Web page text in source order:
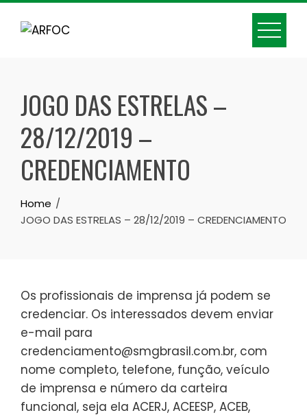
Skip
JOGO DAS ESTRELAS –
28/12/2019 –
CREDENCIAMENTO
Home
JOGO DAS ESTRELAS – 28/12/2019 – CREDENCIAMENTO
Os profissionais de imprensa já podem se
credenciar. Os interessados devem enviar
e-mail para
credenciamento@smgbrasil.com.br, com
nome completo, telefone, função, veículo
de imprensa e número da carteira
funcional, seja ela ACERJ, ACEESP, ACEB,